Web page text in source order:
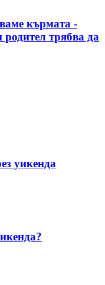
кърмата -
трябва да
уикенда